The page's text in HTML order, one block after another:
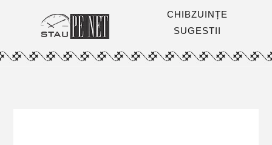
CHIBZUINȚE
SUGESTII